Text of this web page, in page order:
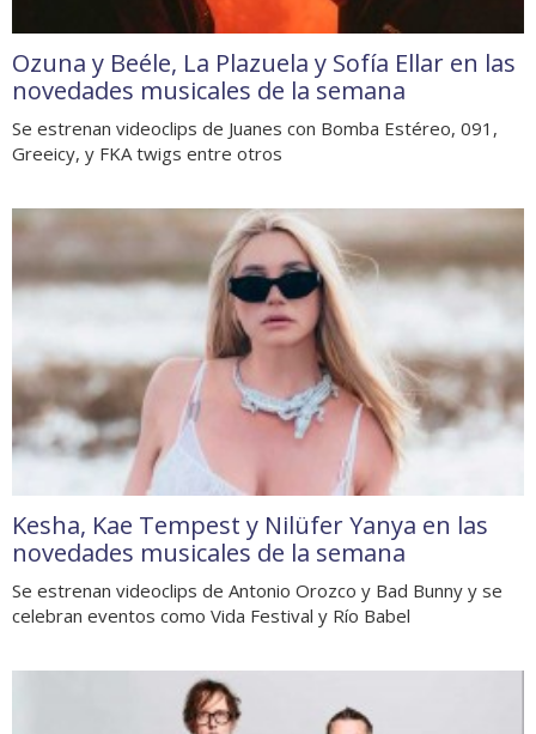
Ozuna y Beéle, La Plazuela y Sofía Ellar en las
novedades musicales de la semana
Se estrenan videoclips de Juanes con Bomba Estéreo, 091,
Greeicy, y FKA twigs entre otros
Kesha, Kae Tempest y Nilüfer Yanya en las
novedades musicales de la semana
Se estrenan videoclips de Antonio Orozco y Bad Bunny y se
celebran eventos como Vida Festival y Río Babel